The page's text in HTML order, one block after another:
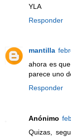
YLA
Responder
mantilla
ahora es
parece uno
Responder
Anónimo
Quizas,